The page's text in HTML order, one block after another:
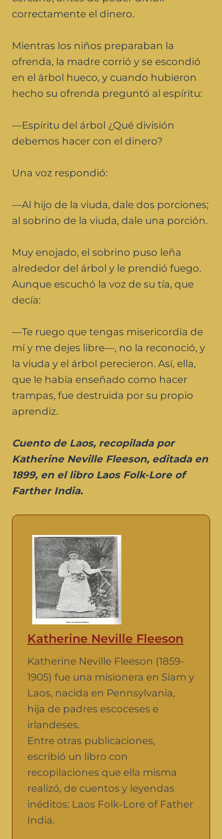
correctamente el dinero.
Mientras los niños preparaban la
ofrenda, la madre corrió y se escondió
en el árbol hueco, y cuando hubieron
hecho su ofrenda preguntó al espíritu:
—Espíritu del árbol ¿Qué división
debemos hacer con el dinero?
Una voz respondió:
—Al hijo de la viuda, dale dos porciones;
al sobrino de la viuda, dale una porción.
Muy enojado, el sobrino puso leña
alrededor del árbol y le prendió fuego.
Aunque escuchó la voz de su tía, que
decía:
—Te ruego que tengas misericordia de
mí y me dejes libre—, no la reconoció, y
la viuda y el árbol perecieron. Así, ella,
que le había enseñado como hacer
trampas, fue destruida por su propio
aprendiz.
Cuento de Laos, recopilada por
Katherine Neville Fleeson, editada en
1899, en el libro Laos Folk-Lore of
Farther India.
Katherine Neville Fleeson
Katherine Neville Fleeson (1859-
1905) fue una misionera en Siam y
Laos, nacida en Pennsylvania,
hija de padres escoceses e
irlandeses.
Entre otras publicaciones,
escribió un libro con
recopilaciones que ella misma
realizó, de cuentos y leyendas
inéditos: Laos Folk-Lore of Father
India.